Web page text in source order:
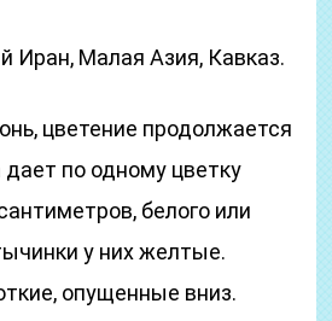
Иран, Малая Азия, Кавказ.
цветение продолжается
по одному цветку
белого или
у них желтые.
опущенные вниз.